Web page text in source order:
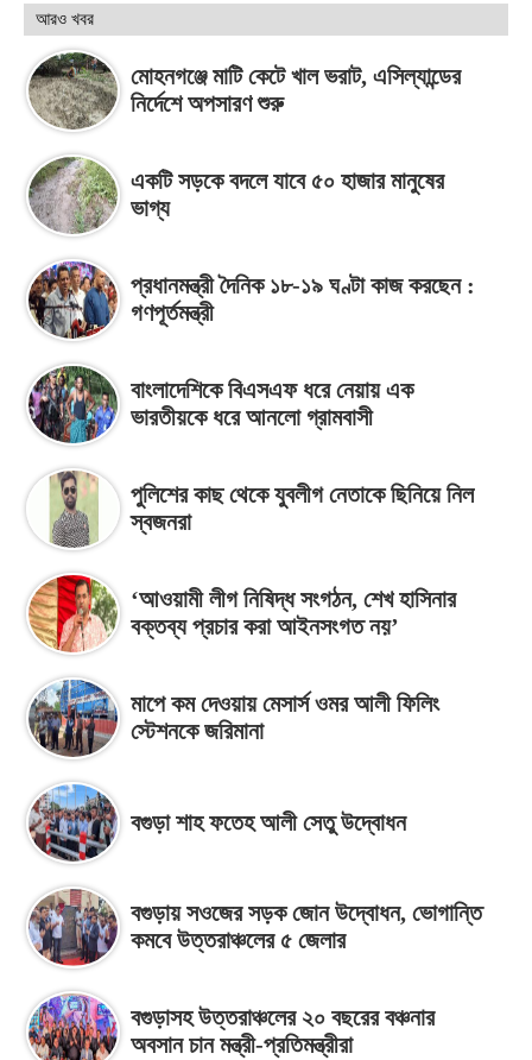
আরও খবর
মোহনগঞ্জে মাটি কেটে খাল ভরাট, এসিল্যান্ডের
নির্দেশে অপসারণ শুরু
একটি সড়কে বদলে যাবে ৫০ হাজার মানুষের
ভাগ্য
প্রধানমন্ত্রী দৈনিক ১৮-১৯ ঘণ্টা কাজ করছেন :
গণপূর্তমন্ত্রী
বাংলাদেশিকে বিএসএফ ধরে নেয়ায় এক
ভারতীয়কে ধরে আনলো গ্রামবাসী
পুলিশের কাছ থেকে যুবলীগ নেতাকে ছিনিয়ে নিল
স্বজনরা
‘আওয়ামী লীগ নিষিদ্ধ সংগঠন, শেখ হাসিনার
বক্তব্য প্রচার করা আইনসংগত নয়’
মাপে কম দেওয়ায় মেসার্স ওমর আলী ফিলিং
স্টেশনকে জরিমানা
বগুড়া শাহ ফতেহ আলী সেতু উদ্বোধন
বগুড়ায় সওজের সড়ক জোন উদ্বোধন, ভোগান্তি
কমবে উত্তরাঞ্চলের ৫ জেলার
বগুড়াসহ উত্তরাঞ্চলের ২০ বছরের বঞ্চনার
অবসান চান মন্ত্রী-প্রতিমন্ত্রীরা